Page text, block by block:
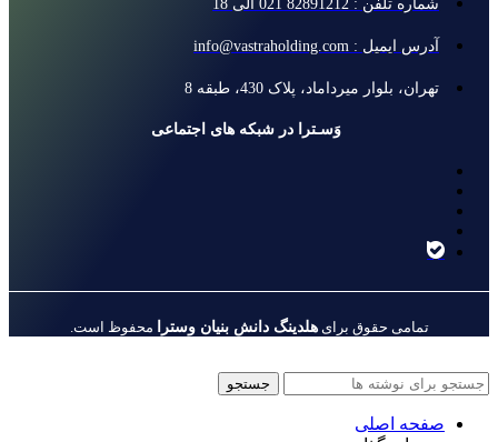
شماره تلفن : 82891212 021 الی 18
آدرس ایمیل : info@vastraholding.com
تهران، بلوار میرداماد، پلاک 430، طبقه 8
وَسـترا در شبکه های اجتماعی
تمامی حقوق برایهلدینگ دانش بنیان وسترا محفوظ است.
جستجو
صفحه اصلی